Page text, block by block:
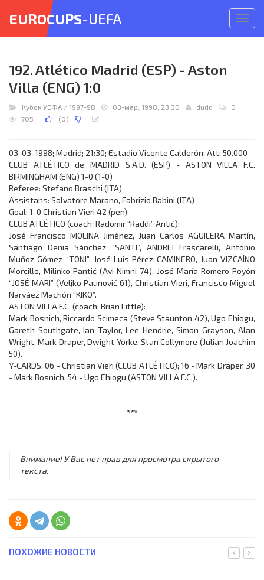
меню
EUROCUPS-UEFA
192. Atlético Madrid (ESP) - Aston
Villa (ENG) 1:0
Кубок УЕФА / 1997-98 03-мар, 1998, 23:30 dudd
0
705
(0)
03-03-1998; Madrid; 21:30; Estadio Vicente Calderón; Att: 50.000
CLUB ATLÉTICO de MADRID S.A.D. (ESP) - ASTON VILLA F.C.
BIRMINGHAM (ENG) 1-0 (1-0)
Referee: Stefano Braschi (ITA)
Assistans: Salvatore Marano, Fabrizio Babini (ITA)
Goal: 1-0 Christian Vieri 42 (pen).
CLUB ATLÉTICO (coach: Radomir “Raddi” Antić):
José Francisco MOLINA Jiménez, Juan Carlos AGUILERA Martín,
Santiago Denia Sánchez “SANTI”, ANDREI Frascarelli, Antonio
Muñoz Gómez “TONI”, José Luis Pérez CAMINERO, Juan VIZCAÍNO
Morcillo, Milinko Pantić (Avi Nimni 74), José María Romero Poyón
“JOSÉ MARI” (Veljko Paunović 61), Christian Vieri, Francisco Miguel
Narváez Machón “KIKO”.
ASTON VILLA F.C. (coach: Brian Little):
Mark Bosnich, Riccardo Scimeca (Steve Staunton 42), Ugo Ehiogu,
Gareth Southgate, Ian Taylor, Lee Hendrie, Simon Grayson, Alan
Wright, Mark Draper, Dwight Yorke, Stan Collymore (Julian Joachim
50).
Y-CARDS: 06 - Christian Vieri (CLUB ATLÉTICO); 16 - Mark Draper, 30
- Mark Bosnich, 54 - Ugo Ehiogu (ASTON VILLA F.C.).
***
Внимание! У Вас нет прав для просмотра скрытого
текста.
ПОХОЖИЕ НОВОСТИ